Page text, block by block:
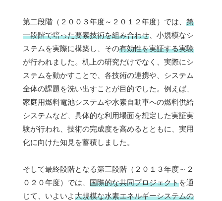
第二段階（２００３年度～２０１２年度）では、 第
一段階で培った要素技術を組み合わせ 、小規模なシ
ステムを実際に構築し、その有効性を実証する実験
が行われました。机上の研究だけでなく、実際にシ
ステムを動かすことで、各技術の連携や、システム
全体の課題を洗い出すことが目的でした。例えば、
家庭用燃料電池システムや水素自動車への燃料供給
システムなど、具体的な利用場面を想定した実証実
験が行われ、技術の完成度を高めるとともに、実用
化に向けた知見を蓄積しました。
そして最終段階となる第三段階（２０１３年度～２
０２０年度）では、 国際的な共同プロジェクトを通
じて、いよいよ大規模な水素エネルギーシステムの